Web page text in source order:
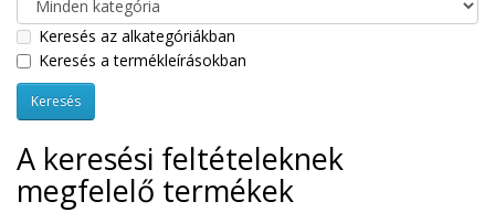
Keresés az alkategóriákban
Keresés a termékleírásokban
A keresési feltételeknek
megfelelő termékek